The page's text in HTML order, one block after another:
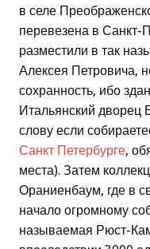
в селе
перевезена в Санкт-
разместили в так
Алексея Петровича,
сохранность, ибо
Итальянский дворец
слову если
Санкт Петербурге,
места). Затем
Ораниенбаум, где в
начало огромному
называемая Рюст-